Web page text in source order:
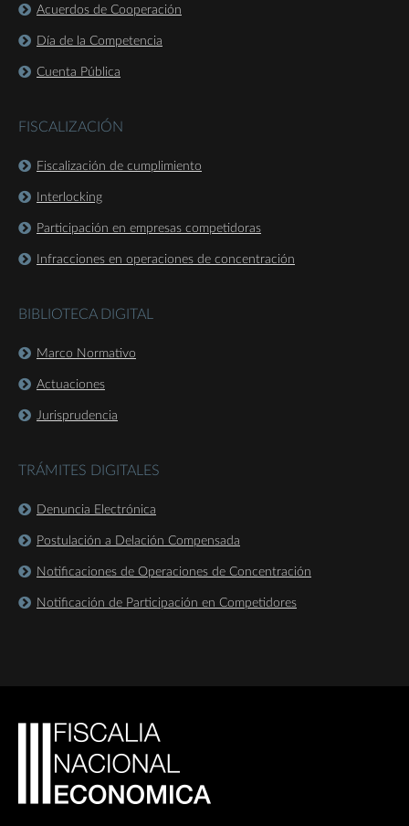
Acuerdos de Cooperación
Día de la Competencia
Cuenta Pública
FISCALIZACIÓN
Fiscalización de cumplimiento
Interlocking
Participación en empresas competidoras
Infracciones en operaciones de concentración
BIBLIOTECA DIGITAL
Marco Normativo
Actuaciones
Jurisprudencia
TRÁMITES DIGITALES
Denuncia Electrónica
Postulación a Delación Compensada
Notificaciones de Operaciones de Concentración
Notificación de Participación en Competidores